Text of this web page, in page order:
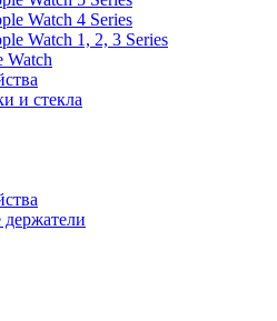
Watch 4 Series
Watch 1, 2, 3 Series
Watch
и стекла